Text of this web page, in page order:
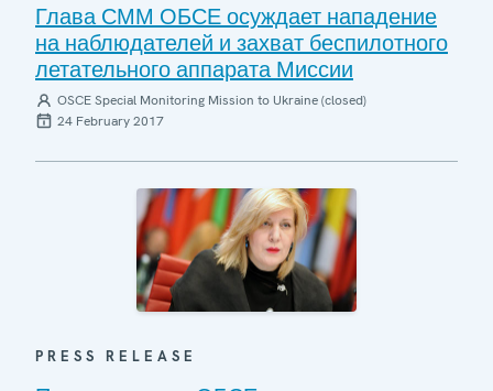
Глава СММ ОБСЕ осуждает нападение
на наблюдателей и захват беспилотного
летательного аппарата Миссии
OSCE Special Monitoring Mission to Ukraine (closed)
24 February 2017
PRESS RELEASE